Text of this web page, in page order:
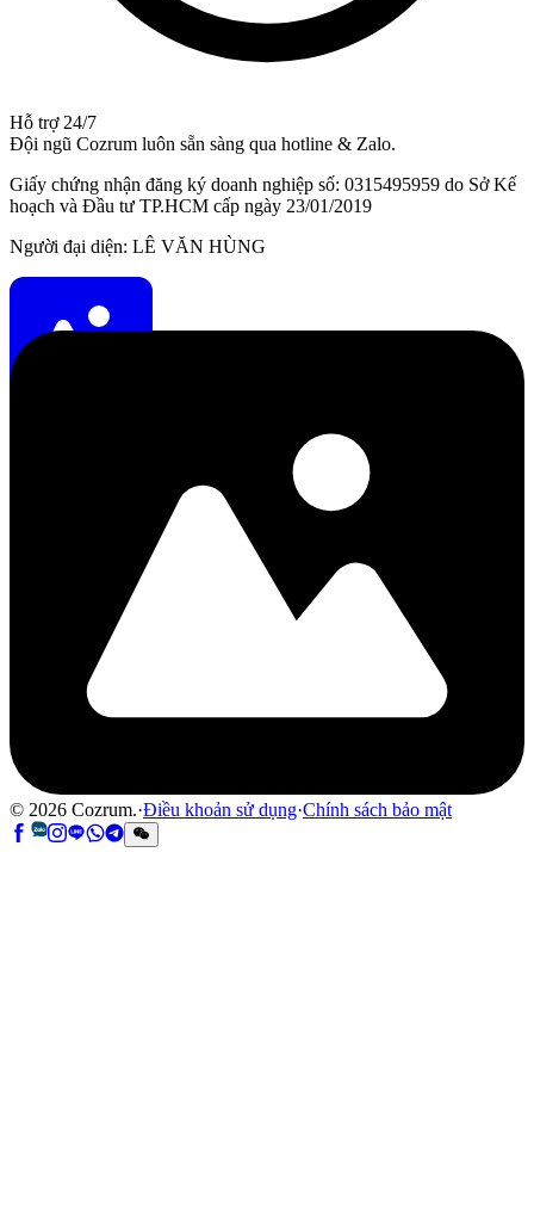
Hỗ trợ 24/7
Đội ngũ Cozrum luôn sẵn sàng qua hotline & Zalo.
Giấy chứng nhận đăng ký doanh nghiệp số: 0315495959 do Sở Kế
hoạch và Đầu tư TP.HCM cấp ngày 23/01/2019
Người đại diện: LÊ VĂN HÙNG
© 2026 Cozrum.·Điều khoản sử dụng·Chính sách bảo mật